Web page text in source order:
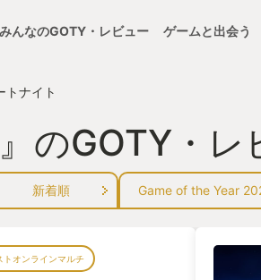
みんなのGOTY・レビュー ゲームと出会う
トナイト
のGOTY・レ
新着順 Game of the Year
トオンラインマルチ